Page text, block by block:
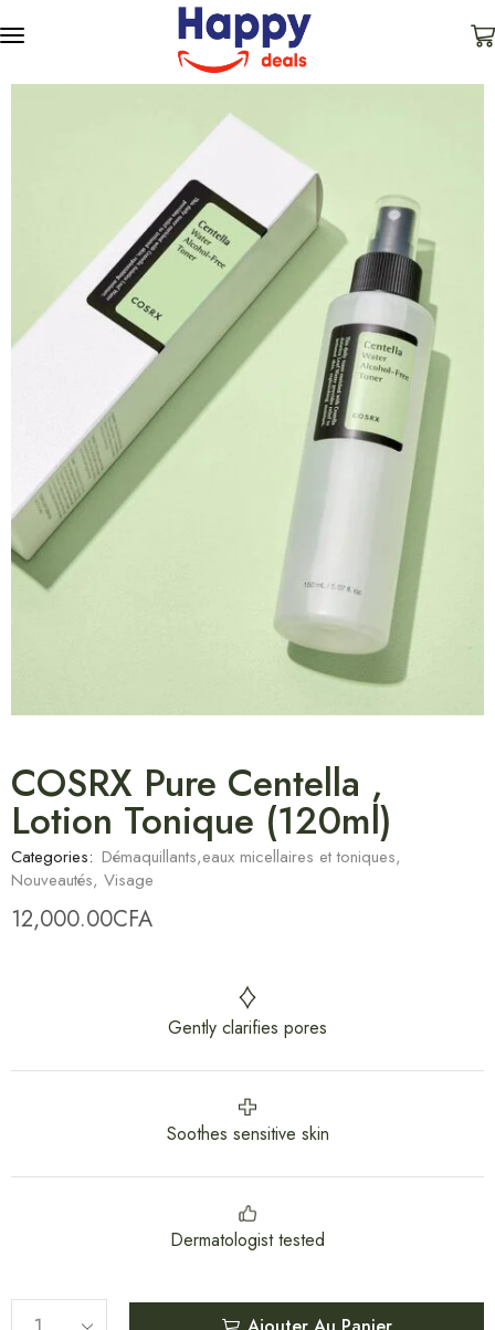
COSRX Pure Centella ,
Lotion Tonique (120ml)
Categories: Démaquillants,eaux micellaires et toniques,
Nouveautés, Visage
12,000.00CFA
Gently clarifies pores
Soothes sensitive skin
Dermatologist tested